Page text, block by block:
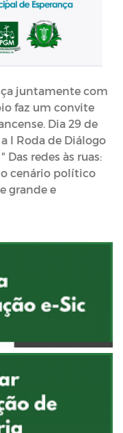
juntamente com
faz um convite
Dia 29 de
I Roda de Diálogo
redes às ruas:
cenário político
grande e